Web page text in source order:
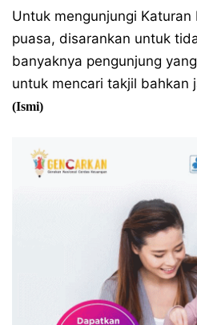
Untuk mengunjungi
puasa, disarankan untuk
banyaknya pengunjung
untuk mencari takjil bahkan
(Ismi)